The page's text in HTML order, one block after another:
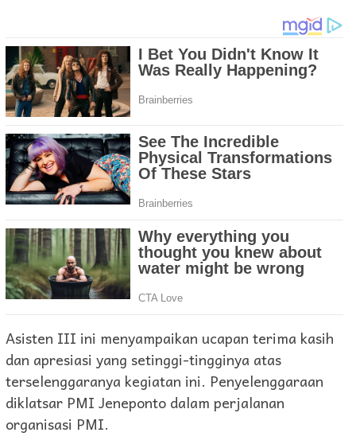
Asisten III ini menyampaikan ucapan terima kasih
dan apresiasi yang setinggi-tingginya atas
terselenggaranya kegiatan ini. Penyelenggaraan
diklatsar PMI Jeneponto dalam perjalanan
organisasi PMI.